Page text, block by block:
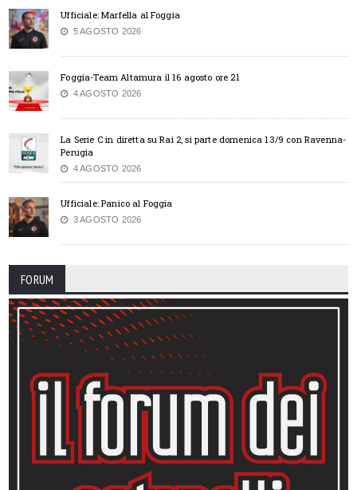
Ufficiale: Marfella al Foggia
5 AGOSTO 2026
Foggia-Team Altamura il 16 agosto ore 21
4 AGOSTO 2026
La Serie C in diretta su Rai 2, si parte domenica 13/9 con Ravenna-
Perugia
4 AGOSTO 2026
Ufficiale: Panico al Foggia
3 AGOSTO 2026
FORUM